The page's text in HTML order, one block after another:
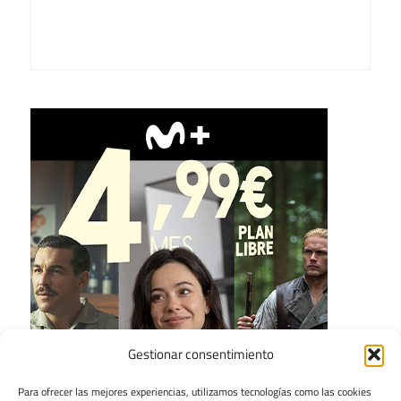
Gestionar consentimiento
Para ofrecer las mejores experiencias, utilizamos tecnologías como las cookies